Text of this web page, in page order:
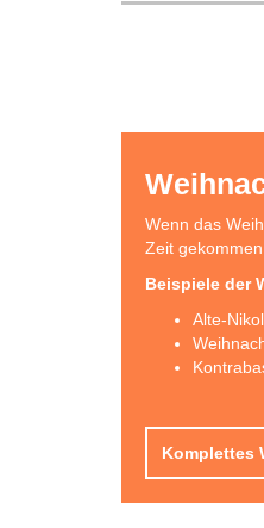
Wenn das
Zeit
Beispiele der
Alte-
Komplettes